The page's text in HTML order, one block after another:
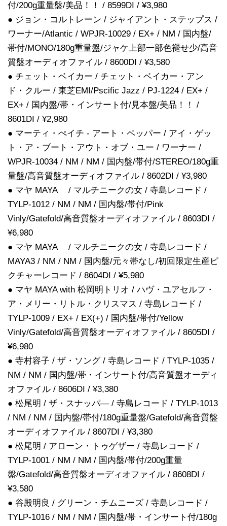
付/200g重量盤/美品！！ / 8599DI / ¥3,980
● ジョン・コルトレーン / ジャイアント・ステップス /
ワーナー/Atlantic / WPJR-10029 / EX+ / NM / 国内盤/
帯付/MONO/180g重量盤/ジャケ上部一部色褪せ少/高音
質盤オーディオファイル / 8600DI / ¥3,580
● チェット・ベイカー / チェット・ベイカー・アン
ド・クルー / 東芝EMI/Pscific Jazz / PJ-1224 / EX+ /
EX+ / 国内盤/帯・インサート付/見本盤/美品！！ /
8601DI / ¥2,980
● マーティ・ぺイチ - アート・ペッパー / アイ・ゲッ
ト・ア・ブート・アウト・オブ・ユー / ワーナー /
WPJR-10034 / NM / NM / 国内盤/帯付/STEREO/180g重
量盤/高音質盤オーディオファイル / 8602DI / ¥3,980
● マヤ MAYA / マルチニークの女 / 寺島レコード /
TYLP-1012 / NM / NM / 国内盤/帯付/Pink
Vinly/Gatefold/高音質盤オーディオファイル / 8603DI /
¥6,980
● マヤ MAYA / マルチニークの女 / 寺島レコード /
MAYA3 / NM / NM / 国内盤/元々帯なし/初回限定生産ピ
クチャーレコード / 8604DI / ¥5,980
● マヤ MAYA with 松岡明トリオ / ハヴ・ユアセルフ・
ア・メリー・リトル・クリスマス / 寺島レコード /
TYLP-1009 / EX+ / EX(+) / 国内盤/帯付/Yellow
Vinly/Gatefold/高音質盤オーディオファイル / 8605DI /
¥6,980
● 寺村容子 / ザ・ソング / 寺島レコード / TYLP-1035 /
NM / NM / 国内盤/帯・インサート付/高音質盤オーディ
オファイル / 8606DI / ¥3,380
● 松尾明 / ザ・スナッパ― / 寺島レコード / TYLP-1013
/ NM / NM / 国内盤/帯付/180g重量盤/Gatefold/高音質盤
オーディオファイル / 8607DI / ¥3,380
● 松尾明 / アローン・トゥゲザー / 寺島レコード /
TYLP-1001 / NM / NM / 国内盤/帯付/200g重量
盤/Gatefold/高音質盤オーディオファイル / 8608DI /
¥3,580
● 谷殿明良 / グリーン・チムニーズ / 寺島レコード /
TYLP-1016 / NM / NM / 国内盤/帯・インサート付/180g